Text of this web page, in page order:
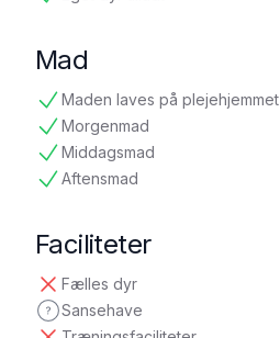
tilgængelig
Mad
Maden laves på plejehjemmet
tilgængelig
Morgenmad
tilgængelig
Middagsmad
tilgængelig
Aftensmad
tilgængelig
Faciliteter
Fælles dyr
ikke tilgængelig
Sansehave
ikke oplyst